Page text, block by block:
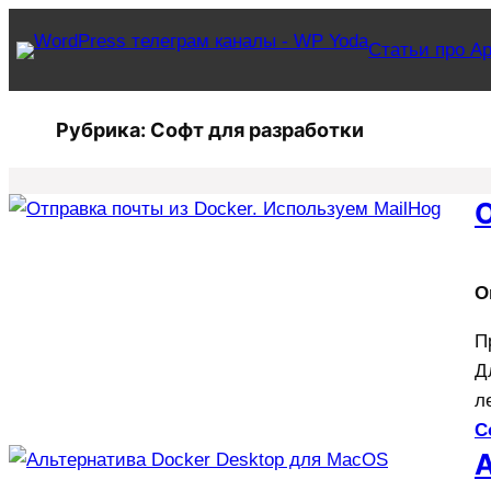
Статьи про
Рубрика: Софт для разработки